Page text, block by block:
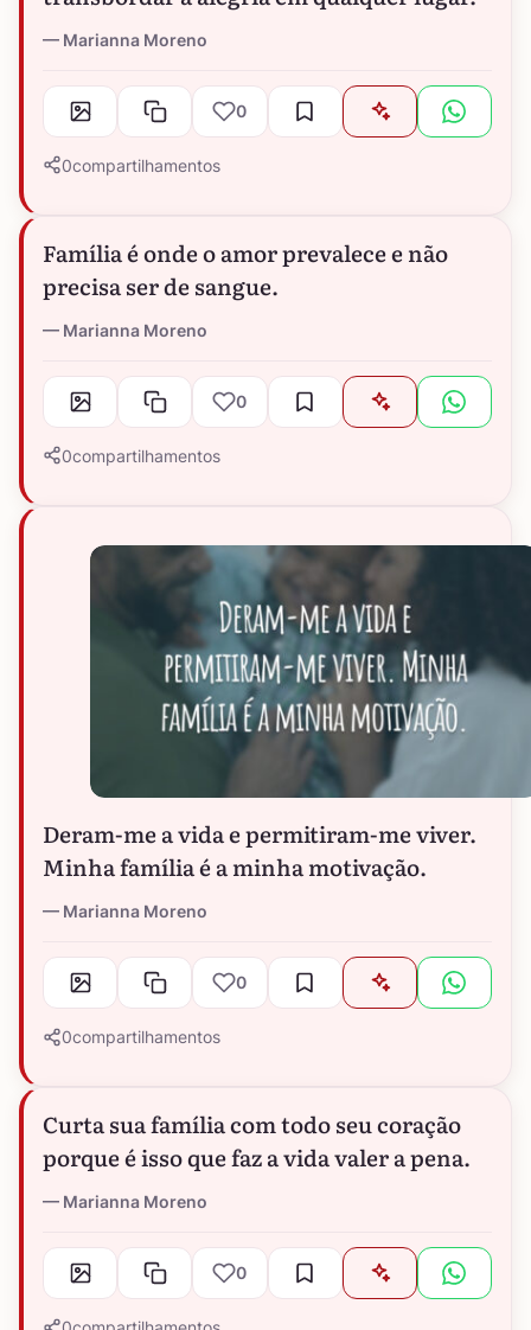
Marianna Moreno
0
0compartilhamentos
Família é onde o amor prevalece e não
precisa ser de sangue.
Marianna Moreno
0
0compartilhamentos
Deram-me a vida e permitiram-me viver.
Minha família é a minha motivação.
Marianna Moreno
0
0compartilhamentos
Curta sua família com todo seu coração
porque é isso que faz a vida valer a pena.
Marianna Moreno
0